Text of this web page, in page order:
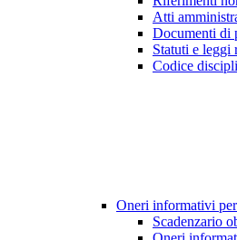
Atti
Documenti di
Statuti e leggi
Codice
Oneri informativi
Scadenzario